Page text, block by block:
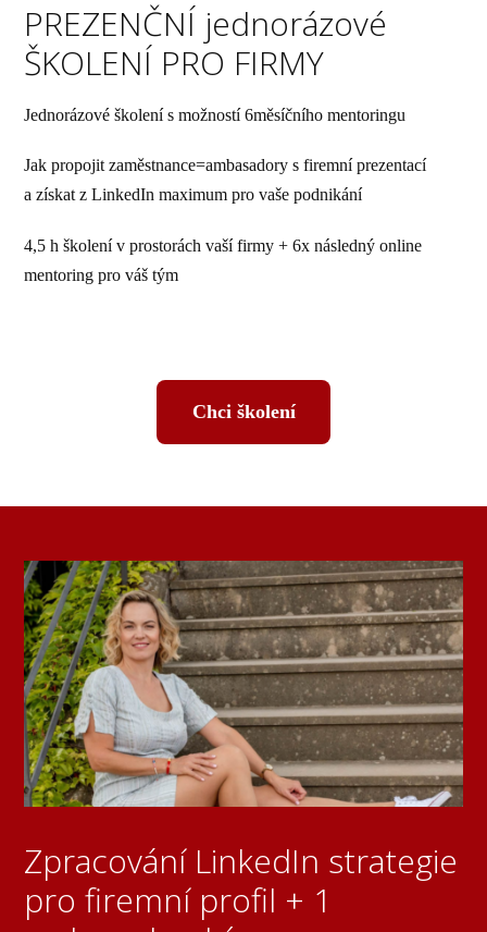
PREZENČNÍ jednorázové
ŠKOLENÍ PRO FIRMY
Jednorázové školení s možností 6měsíčního mentoringu
Jak propojit zaměstnance=ambasadory s firemní prezentací
a získat z LinkedIn maximum pro vaše podnikání
4,5 h školení v prostorách vaší firmy + 6x následný online
mentoring pro váš tým
Chci školení
Zpracování LinkedIn strategie
pro firemní profil + 1